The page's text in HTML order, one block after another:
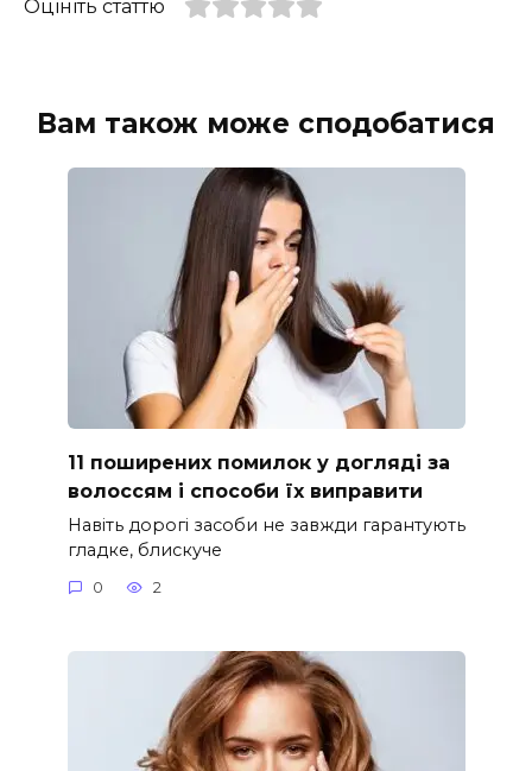
Оцініть статтю
Вам також може сподобатися
11 поширених помилок у догляді за
волоссям і способи їх виправити
Навіть дорогі засоби не завжди гарантують
гладке, блискуче
0 2